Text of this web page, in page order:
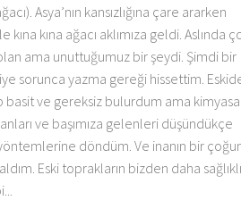
Asya’nın kansızlığına çare ararken
kına ağacı aklımıza geldi. Aslında
ama unuttuğumuz bir şeydi. Şimdi bir
sorunca yazma gereği hissettim.
ve gereksiz bulurdum ama
ve başımıza gelenleri düşündükçe
döndüm. Ve inanın bir
Eski toprakların bizden daha